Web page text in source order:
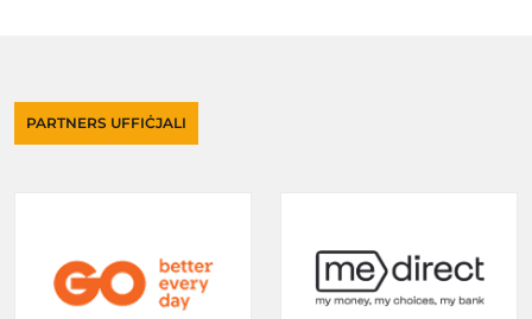
PARTNERS UFFIĊJALI